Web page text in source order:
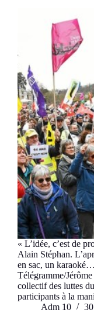
« L’idée, c’est de
Alain Stéphan.
en sac, un
Télégramme/
collectif des luttes
participants à la
Adm 10